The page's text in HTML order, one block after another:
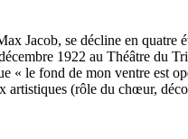
Jacob, se décline en quatre
1922 au Théâtre du
le fond de mon ventre est
artistiques (rôle du chœur,